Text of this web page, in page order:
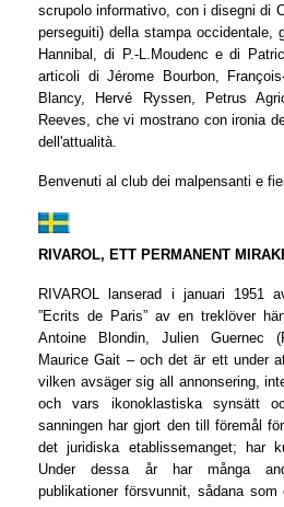
scrupolo informativo, con i disegni di
perseguiti) della stampa occidentale,
Hannibal, di P.-L.Moudenc e di
articoli di Jérome Bourbon,
Blancy, Hervé Ryssen, Petrus
Reeves, che vi mostrano con ironia
dell'attualità.
Benvenuti al club dei malpensanti e
RIVAROL, ETT PERMANENT
RIVAROL lanserad i januari 1951
”Ecrits de Paris” av en treklöver
Antoine Blondin, Julien Guernec
Maurice Gait – och det är ett under
vilken avsäger sig all annonsering,
och vars ikonoklastiska synsätt
sanningen har gjort den till föremål
det juridiska etablissemanget; har
Under dessa år har många
publikationer försvunnit, sådana som